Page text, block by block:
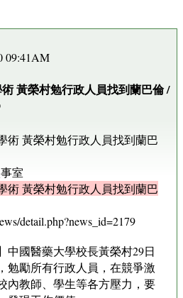
09:41AM
黃榮村勉行政人員找到蘭巴倫 /
術 黃榮村勉行政人員找到蘭巴
室
術 黃榮村勉行政人員找到蘭巴
detail.php?news_id=2179
中國醫藥大學校長黃榮村29日
勉勵所有行政人員，在競爭激
內教師、學生等各方壓力，要